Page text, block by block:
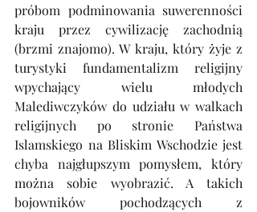
próbom podminowania suwerenności
kraju przez cywilizację zachodnią
(brzmi znajomo). W kraju, który żyje z
turystyki fundamentalizm religijny
wpychający wielu młodych
Malediwczyków do udziału w walkach
religijnych po stronie Państwa
Islamskiego na Bliskim Wschodzie jest
chyba najgłupszym pomysłem, który
można sobie wyobrazić. A takich
bojowników pochodzących z